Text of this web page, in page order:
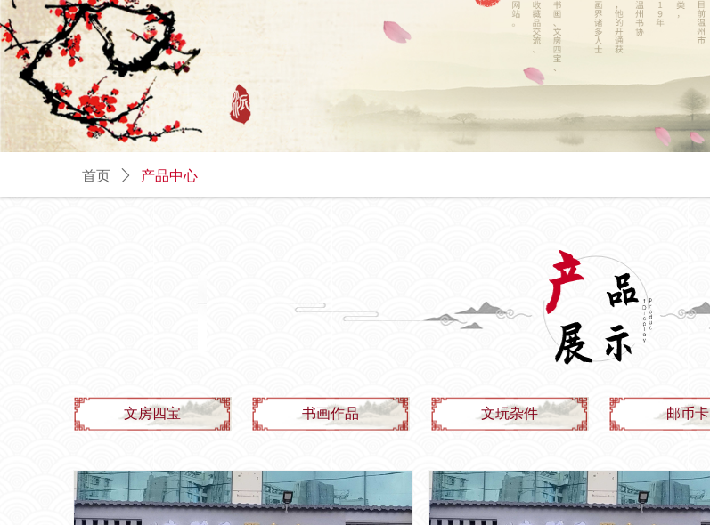
首页 ꄲ 产品中心
文房四宝 书画作品 文玩杂件 邮币卡